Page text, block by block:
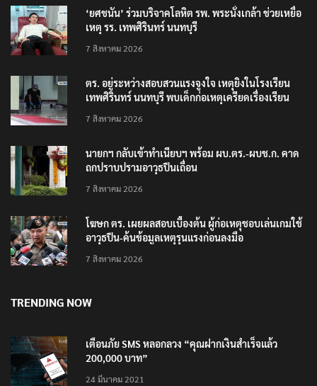
‘ยศชนัน’ ร่วมบริจาคโลหิต รพ. พระนั่งเกล้า ช่วยเหยื่อ
เหตุ รร. เทพศิรินทร์ นนทบุรี
7 สิงหาคม 2026
ตร. อยู่ระหว่างสอบสวนแรงจูงใจ เหตุยิงในโรงเรียน
เทพศิรินทร์ นนทบุรี พบเด็กก่อเหตุเครียดเรื่องเรียน
7 สิงหาคม 2026
นายกฯ กลับเข้าทำเนียบฯ พร้อม ผบ.ตร.-ผบช.ก. คาด
ถกปราบปรามอาวุธปืนเถื่อน
7 สิงหาคม 2026
โฆษก ตร. เผยผลสอบเบื้องต้น ผู้ก่อเหตุชอบเล่นเกมใช้
อาวุธปืน-ค้นข้อมูลเหตุรุนแรงก่อนลงมือ
7 สิงหาคม 2026
TRENDING NOW
เตือนภัย SMS หลอกลวง “คุณฝากเงินสำเร็จแล้ว
200,000 บาท”
24 มีนาคม 2021